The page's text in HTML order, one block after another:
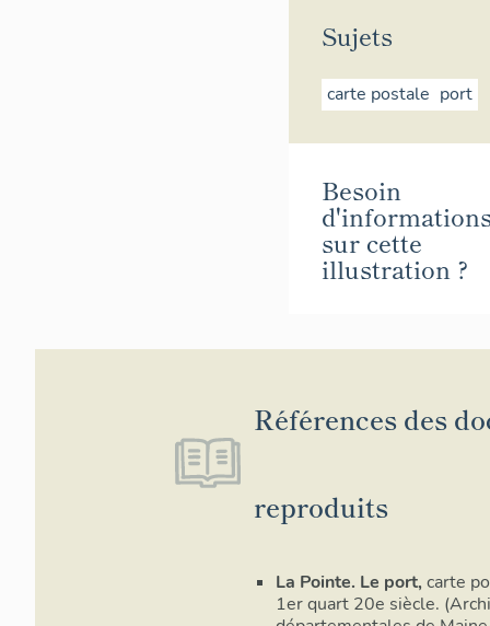
Sujets
carte postale port
Besoin
sur cette
illustration ?
Références des
reproduits
La Pointe. Le port,carte
1er quart 20e siècle.